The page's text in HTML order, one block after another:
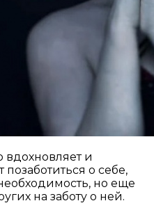
вдохновляет и
о себе,
но еще
на заботу о ней.